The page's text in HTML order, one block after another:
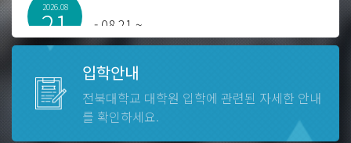
2026.08
21 - 08.21 ~
2025학년도 후기 학위수여식
2026.08
27 -08.27 ~
입학안내
전북대학교 대학원 입학에 관련된 자세한 안내
를 확인하세요.